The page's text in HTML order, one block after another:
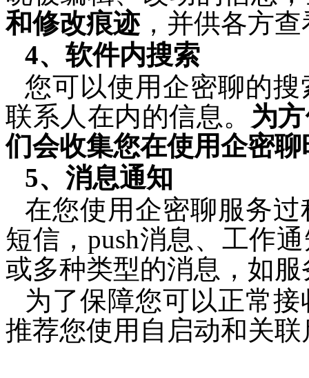
和修改痕迹 ，并供各方
4、软件内搜索
您可以使用 企密聊的搜
联系人在内的信息。 为
们会收集您在使用企密聊
5、消息通知
在您使用 企密聊服务过
短信，push消息、工作
或多种类型的消息，如
为了保障您可以正常
推荐您使用自启动和关